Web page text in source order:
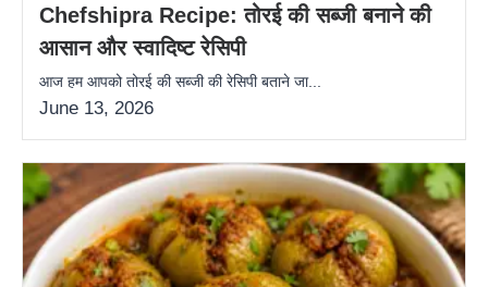
Chefshipra Recipe: तोरई की सब्जी बनाने की
आसान और स्वादिष्ट रेसिपी
आज हम आपको तोरई की सब्जी की रेसिपी बताने जा...
June 13, 2026